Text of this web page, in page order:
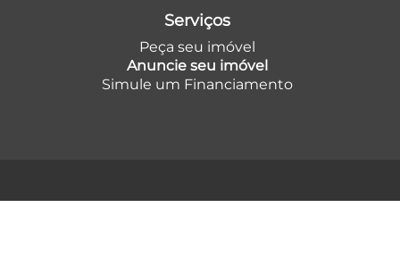
Serviços
Peça seu imóvel
Anuncie seu imóvel
Simule um Financiamento